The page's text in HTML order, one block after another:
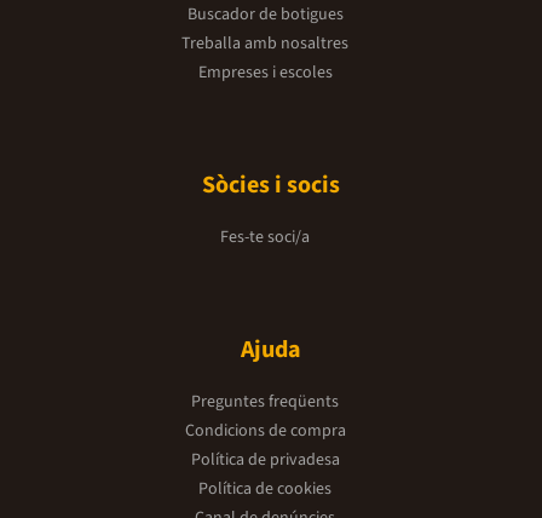
Buscador de botigues
Treballa amb nosaltres
Empreses i escoles
Sòcies i socis
Fes-te soci/a
Ajuda
Preguntes freqüents
Condicions de compra
Política de privadesa
Política de cookies